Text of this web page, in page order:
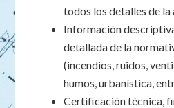
todos los detalles de
Información
detallada de la
(incendios, ruidos,
humos, urbanística,
Certificación técnica,